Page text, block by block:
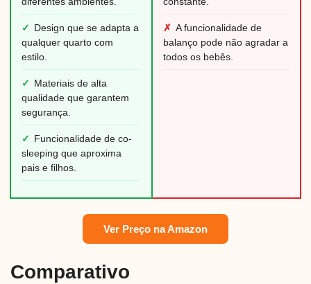
✓
Design que se adapta a
qualquer quarto com
estilo.
✓
Materiais de alta
qualidade que garantem
segurança.
✓
Funcionalidade de co-
sleeping que aproxima
pais e filhos.
✗ A funcionalidade de
balanço pode não agradar a
todos os bebês.
Ver Preço na Amazon
Comparativo